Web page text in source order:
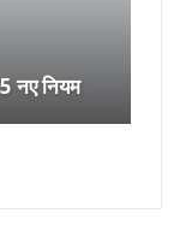
नए नियम